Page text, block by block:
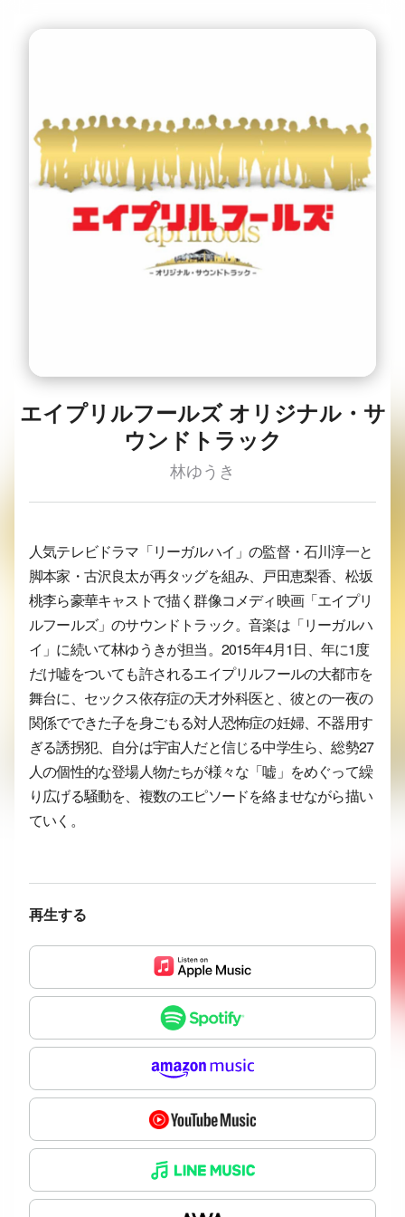
エイプリルフールズ オリジナル・サ
ウンドトラック
林ゆうき
人気テレビドラマ「リーガルハイ」の監督・石川淳一と
脚本家・古沢良太が再タッグを組み、戸田恵梨香、松坂
桃李ら豪華キャストで描く群像コメディ映画「エイプリ
ルフールズ」のサウンドトラック。音楽は「リーガルハ
イ」に続いて林ゆうきが担当。2015年4月1日、年に1度
だけ嘘をついても許されるエイプリルフールの大都市を
舞台に、セックス依存症の天才外科医と、彼との一夜の
関係でできた子を身ごもる対人恐怖症の妊婦、不器用す
ぎる誘拐犯、自分は宇宙人だと信じる中学生ら、総勢27
人の個性的な登場人物たちが様々な「嘘」をめぐって繰
り広げる騒動を、複数のエピソードを絡ませながら描い
ていく。
再生する